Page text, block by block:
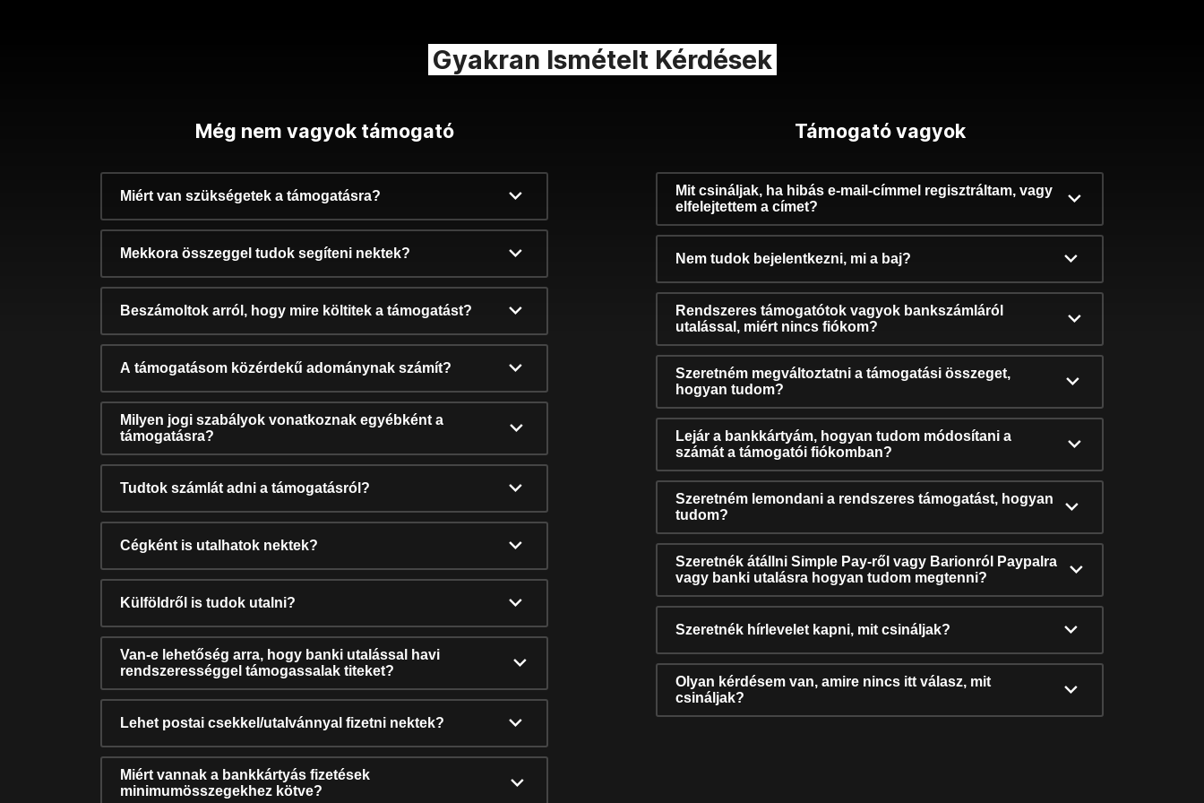
Gyakran Ismételt Kérdések
Még nem vagyok támogató
Miért van szükségetek a támogatásra?
Mekkora összeggel tudok segíteni nektek?
Beszámoltok arról, hogy mire költitek a támogatást?
A támogatásom közérdekű adománynak számít?
Milyen jogi szabályok vonatkoznak egyébként a
támogatásra?
Tudtok számlát adni a támogatásról?
Cégként is utalhatok nektek?
Külföldről is tudok utalni?
Van-e lehetőség arra, hogy banki utalással havi
rendszerességgel támogassalak titeket?
Lehet postai csekkel/utalvánnyal fizetni nektek?
Miért vannak a bankkártyás fizetések
minimumösszegekhez kötve?
Támogató vagyok
Mit csináljak, ha hibás e-mail-címmel regisztráltam, vagy
elfelejtettem a címet?
Nem tudok bejelentkezni, mi a baj?
Rendszeres támogatótok vagyok bankszámláról
utalással, miért nincs fiókom?
Szeretném megváltoztatni a támogatási összeget,
hogyan tudom?
Lejár a bankkártyám, hogyan tudom módosítani a
számát a támogatói fiókomban?
Szeretném lemondani a rendszeres támogatást, hogyan
tudom?
Szeretnék átállni Simple Pay-ről vagy Barionról Paypalra
vagy banki utalásra hogyan tudom megtenni?
Szeretnék hírlevelet kapni, mit csináljak?
Olyan kérdésem van, amire nincs itt válasz, mit
csináljak?